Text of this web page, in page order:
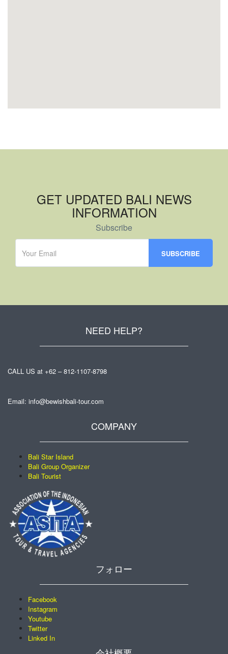
GET UPDATED BALI NEWS
INFORMATION
Subscribe
NEED HELP?
CALL US at +62 – 812-1107-8798
Email: info@bewishbali-tour.com
COMPANY
Bali Star Island
Bali Group Organizer
Bali Tourist
フォロー
Facebook
Instagram
Youtube
Twitter
Linked In